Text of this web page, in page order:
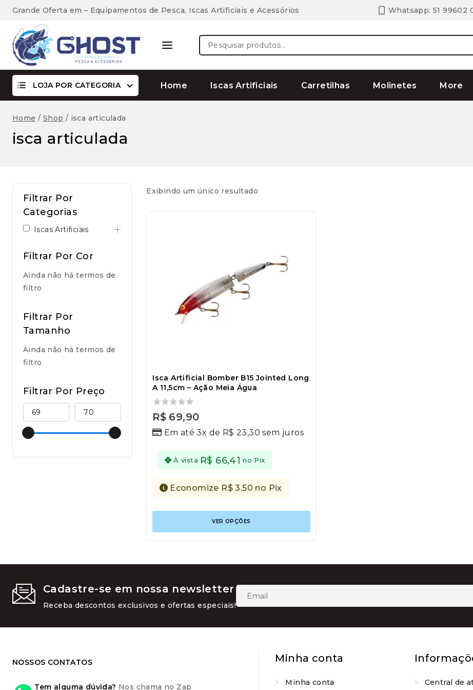
Grande Oferta em – Equipamentos de Pesca, Iscas Artificiais e Acessórios Whatsapp: 51 99602
Pesquisar
por:
LOJA POR CATEGORIA Home Iscas Artificiais Carretilhas Molinetes More
Home / Shop / isca articulada
isca articulada
Exibindo um único resultado
Isca Artificial Bomber B15 Jointed Long
A 11,5cm – Ação Meia Água
0
of
R$ 69,90
Em até 3x de R$23,30 sem juros
À vista R$ 66,41 no Pix
Economize R$3,50 no Pix
VER OPÇÕES
Este
tem
várias
na
do
Filtrar Por
Categorias
Iscas Artificiais
Filtrar Por Cor
Ainda não há termos de
filtro
Filtrar Por
Tamanho
Ainda não há termos de
filtro
Filtrar Por Preço
Cadastre-se em nossa newsletter
Receba descontos exclusivos e ofertas especiais!
NOSSOS CONTATOS
Tem alguma dúvida? Nos chama no Zap
Minha conta
Minha conta Central de